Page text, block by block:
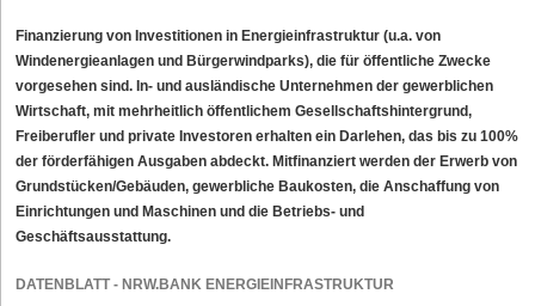
Finanzierung von Investitionen in Energieinfrastruktur (u.a. von
Windenergieanlagen und Bürgerwindparks), die für öffentliche Zwecke
vorgesehen sind. In- und ausländische Unternehmen der gewerblichen
Wirtschaft, mit mehrheitlich öffentlichem Gesellschaftshintergrund,
Freiberufler und private Investoren erhalten ein Darlehen, das bis zu 100%
der förderfähigen Ausgaben abdeckt. Mitfinanziert werden der Erwerb von
Grundstücken/Gebäuden, gewerbliche Baukosten, die Anschaffung von
Einrichtungen und Maschinen und die Betriebs- und
Geschäftsausstattung.
DATENBLATT - NRW.BANK ENERGIEINFRASTRUKTUR